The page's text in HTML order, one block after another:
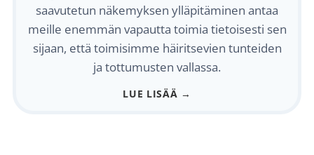
saavutetun näkemyksen ylläpitäminen antaa
meille enemmän vapautta toimia tietoisesti sen
sijaan, että toimisimme häiritsevien tunteiden
ja tottumusten vallassa.
LUE LISÄÄ →